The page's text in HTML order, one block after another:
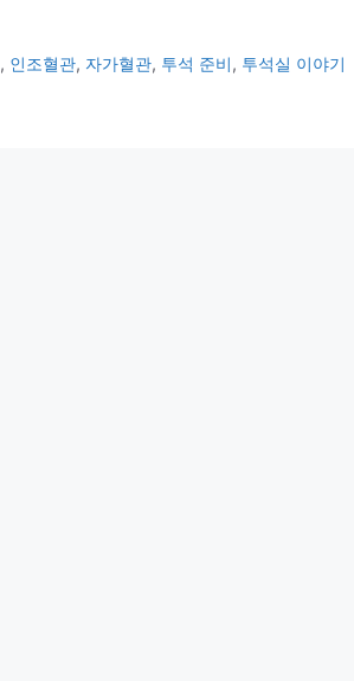
, 인조혈관, 자가혈관, 투석 준비, 투석실 이야기